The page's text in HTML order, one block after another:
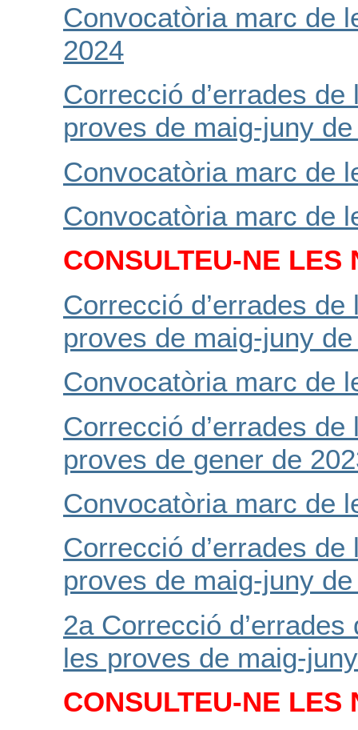
Convocatòria marc de
2024
Correcció d’errades
proves de maig-juny
Convocatòria marc de
Convocatòria marc de
CONSULTEU-NE LES
Correcció d’errades
proves de maig-juny
Convocatòria marc de
Correcció d’errades
proves de gener de
Convocatòria marc de
Correcció d’errades
proves de maig-juny
2a Correcció
les proves de maig-
CONSULTEU-NE LES